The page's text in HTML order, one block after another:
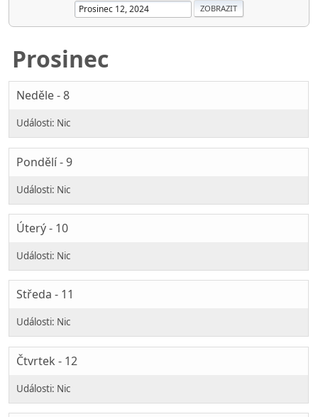
Prosinec
Neděle - 8
Pondělí - 9
Úterý - 10
Středa - 11
Čtvrtek - 12